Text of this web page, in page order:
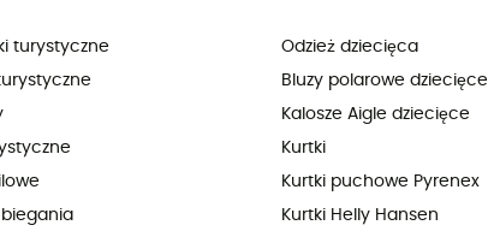
turystyczne
Odzież dziecięca
Bluzy polarowe dziecięce
Kalosze Aigle dziecięce
Kurtki
Kurtki puchowe Pyrenex
Kurtki Helly Hansen